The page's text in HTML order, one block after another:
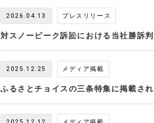
2026.04.13 プレスリリース
対スノーピーク訴訟における当社勝訴
2025.12.25 メディア掲載
ふるさとチョイスの三条特集に掲載さ